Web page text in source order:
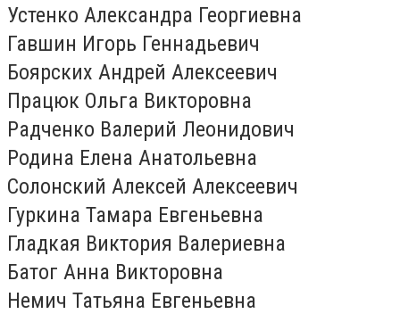
Устенко Александра Георгиевна
Гавшин Игорь Геннадьевич
Боярских Андрей Алексеевич
Працюк Ольга Викторовна
Радченко Валерий Леонидович
Родина Елена Анатольевна
Солонский Алексей Алексеевич
Гуркина Тамара Евгеньевна
Гладкая Виктория Валериевна
Батог Анна Викторовна
Немич Татьяна Евгеньевна